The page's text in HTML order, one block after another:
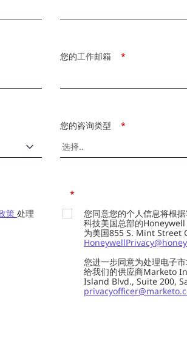
*
您的工作邮箱
*
您的咨询类型
策 处理
*
您同意您的个人信息将根
科技美国总部的
为美国855 S. Mint Street
您进一步同意为处理电子
给我们的供应商Marketo
Island Blvd., Suite 200,